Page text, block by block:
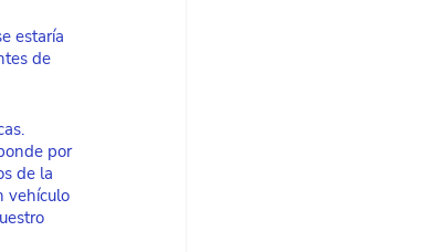
estaría
de
por
de la
vehículo